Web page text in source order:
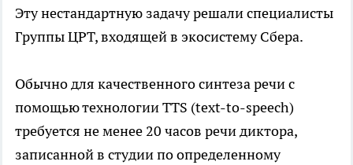
Эту нестандартную задачу решали специалисты
Группы ЦРТ, входящей в экосистему Сбера.
Обычно для качественного синтеза речи с
помощью технологии TTS (text-to-speech)
требуется не менее 20 часов речи диктора,
записанной в студии по определенному